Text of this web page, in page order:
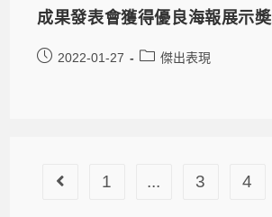
成果發表會獲得優良海報展示奬
2022-01-27 傑出表現
1 ... 3 4